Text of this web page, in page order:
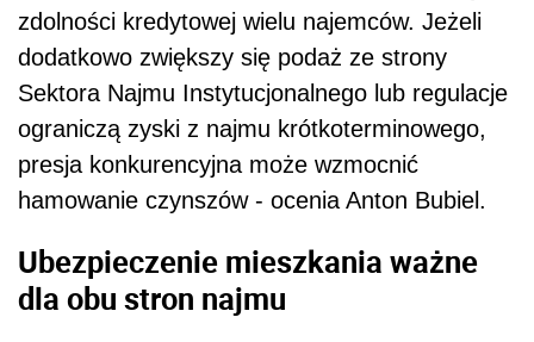
zdolności kredytowej wielu najemców. Jeżeli
dodatkowo zwiększy się podaż ze strony
Sektora Najmu Instytucjonalnego lub regulacje
ograniczą zyski z najmu krótkoterminowego,
presja konkurencyjna może wzmocnić
hamowanie czynszów - ocenia Anton Bubiel.
Ubezpieczenie mieszkania ważne
dla obu stron najmu